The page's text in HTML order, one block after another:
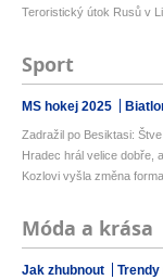
Teroristický útok Rusů v
Sport
MS hokej 2025
Zadražil po Besiktasi:
Hradec hrál velice dobře,
Kozlovi vyšla změna
Móda a krása
Jak zhubnout